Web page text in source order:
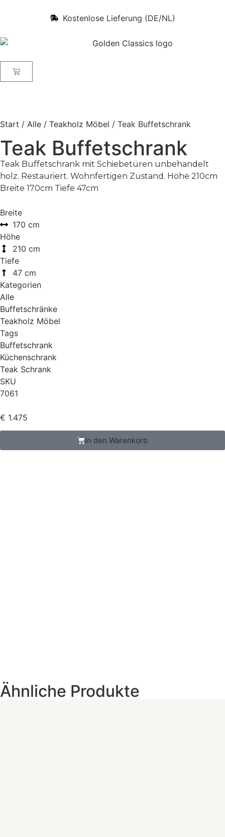
Kostenlose Lieferung (DE/NL)
Start / Alle / Teakholz Möbel / Teak Buffetschrank
Teak Buffetschrank
Teak Buffetschrank mit Schiebetüren unbehandelt
holz. Restauriert. Wohnfertigen Zustand. Höhe 210cm
Breite 170cm Tiefe 47cm
Breite
170 cm
Höhe
210 cm
Tiefe
47 cm
Kategorien
Alle
Buffetschränke
Teakholz Möbel
Tags
Buffetschrank
Küchenschrank
Teak Schrank
SKU
7061
€ 1.475
In den Warenkorb
Ähnliche Produkte